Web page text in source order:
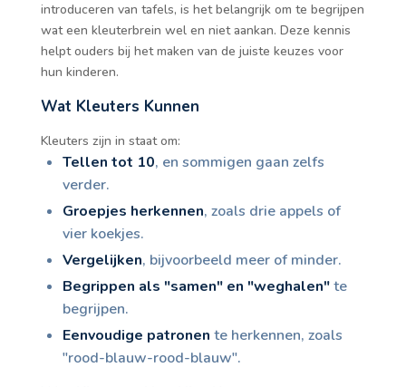
introduceren van tafels, is het belangrijk om te begrijpen
wat een kleuterbrein wel en niet aankan. Deze kennis
helpt ouders bij het maken van de juiste keuzes voor
hun kinderen.
Wat Kleuters Kunnen
Kleuters zijn in staat om:
Tellen tot 10, en sommigen gaan zelfs
verder.
Groepjes herkennen, zoals drie appels of
vier koekjes.
Vergelijken, bijvoorbeeld meer of minder.
Begrippen als "samen" en "weghalen"te
begrijpen.
Eenvoudige patronen te herkennen, zoals
"rood-blauw-rood-blauw".